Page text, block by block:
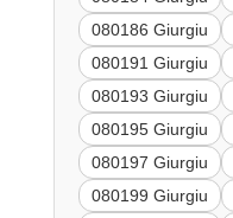
080186 Giurgiu
080191 Giurgiu
080193 Giurgiu
080195 Giurgiu
080197 Giurgiu
080199 Giurgiu